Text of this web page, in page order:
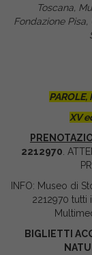
Toscana,
Fondazione
PAROLE,
XV
2212970 .
INFO: Museo di
2212970 tutti
BIGLIETTI